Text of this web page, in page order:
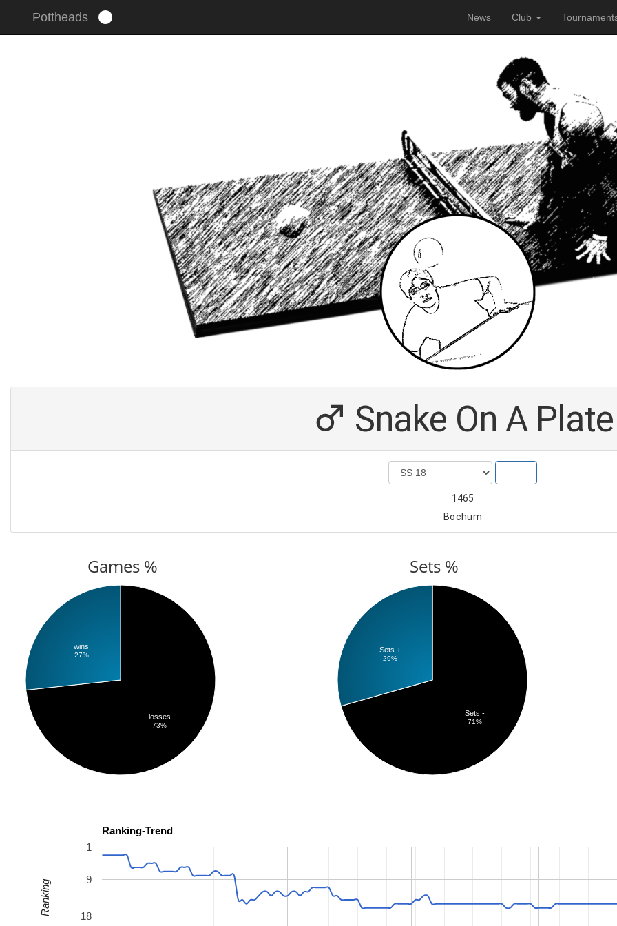
Pottheads News Club
Snake On A Plate
1465
Bochum
Games %
losses
73%
wins
27%
Sets %
Sets -
71%
Sets +
29%
Ranking-Trend
1
9
18
Ranking